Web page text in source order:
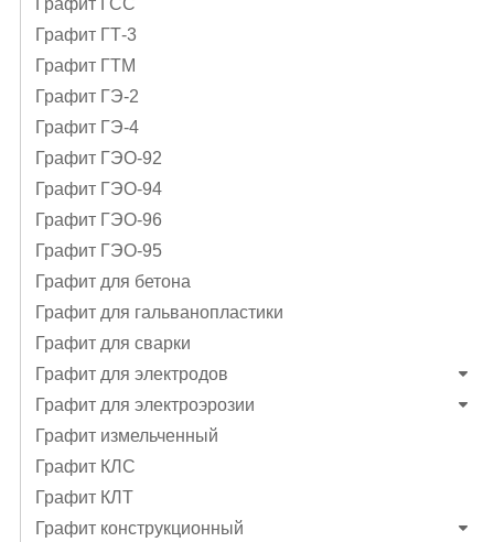
Графит ГСС
Графит ГТ-3
Графит ГТМ
Графит ГЭ-2
Графит ГЭ-4
Графит ГЭO-92
Графит ГЭO-94
Графит ГЭO-96
Графит ГЭО-95
Графит для бетона
Графит для гальванопластики
Графит для сварки
Графит для электродов
Графит для электроэрозии
Графит измельченный
Графит КЛС
Графит КЛТ
Графит конструкционный